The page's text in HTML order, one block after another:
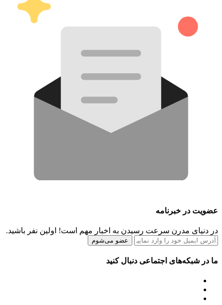
عضویت در خبرنامه
در دنیای مدرن سرعت رسیدن به اخبار مهم است! اولین نفر باشید.
عضو می‌شوم
ما در شبکه‌های اجتماعی دنبال کنید